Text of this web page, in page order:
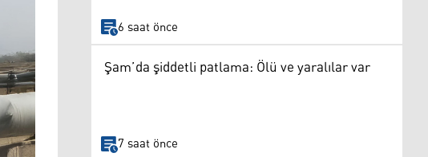
6 saat önce
Şam’da şiddetli patlama: Ölü ve yaralılar var
7 saat önce